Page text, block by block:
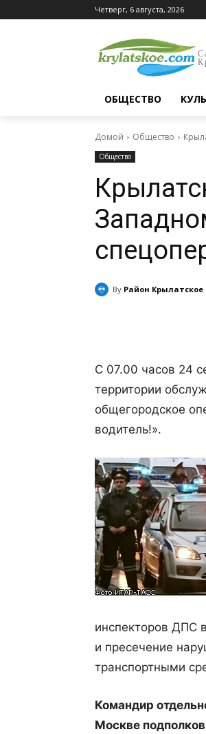
Четверг, 6 августа, 2026
ОБЩЕСТВО
Домой Общество
Общество
By Район Крылатское
С 07.00 часов 24
территории
общегородское
водитель!».
инспекторов ДПС
и пресечение
транспортными
Командир
Москве